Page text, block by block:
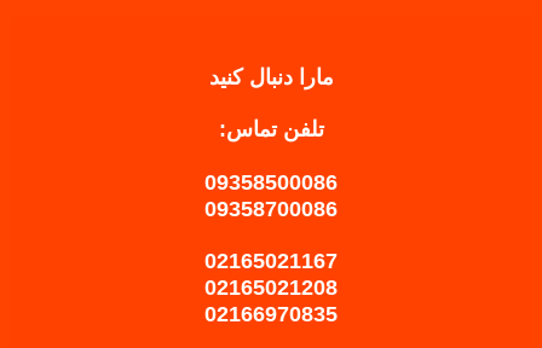
مارا دنبال کنید
تلفن تماس:
09358500086
09358700086
02165021167
02165021208
02166970835